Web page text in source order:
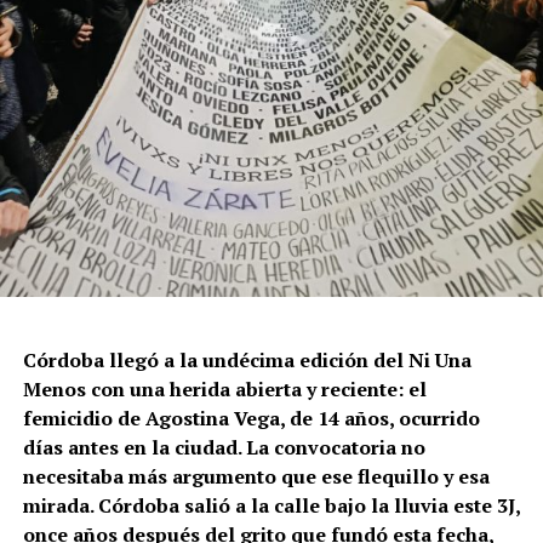
Córdoba llegó a la undécima edición del Ni Una
Menos con una herida abierta y reciente: el
femicidio de Agostina Vega, de 14 años, ocurrido
días antes en la ciudad. La convocatoria no
necesitaba más argumento que ese flequillo y esa
mirada. Córdoba salió a la calle bajo la lluvia este 3J,
once años después del grito que fundó esta fecha,